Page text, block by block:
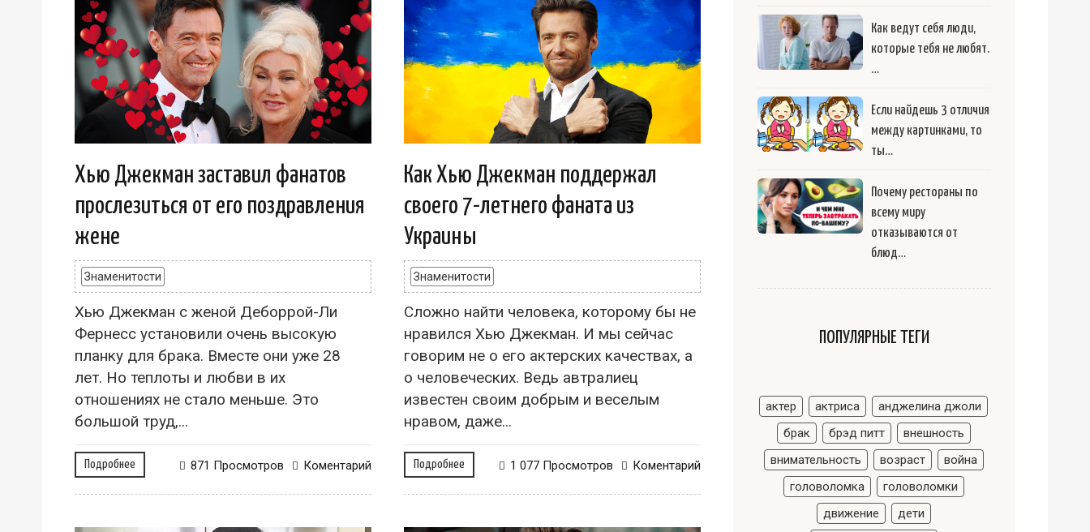
Хью Джекман заставил фанатов
прослезиться от его поздравления
жене
Знаменитости
Хью Джекман с женой Деборрой-Ли
Фернесс установили очень высокую
планку для брака. Вместе они уже 28
лет. Но теплоты и любви в их
отношениях не стало меньше. Это
большой труд,...
Подробнее Коментарий
871 Просмотров
Как Хью Джекман поддержал
своего 7-летнего фаната из
Украины
Знаменитости
Сложно найти человека, которому бы не
нравился Хью Джекман. И мы сейчас
говорим не о его актерских качествах, а
о человеческих. Ведь автралиец
известен своим добрым и веселым
нравом, даже...
Подробнее Коментарий
1 077 Просмотров
Как ведут себя люди,
которые тебя не любят.
…
Если найдешь 3 отличия
между картинками, то
ты…
Почему рестораны по
всему миру
отказываются от
блюд…
ПОПУЛЯРНЫЕ ТЕГИ
актер актриса
анджелина джоли
брак
брэд питт
внешность
внимательность
возраст
война
головоломка
головоломки
движение
дети